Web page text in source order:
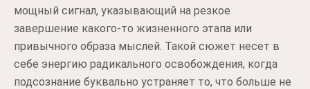
мощный сигнал, указывающий на резкое
завершение какого-то жизненного этапа или
привычного образа мыслей. Такой сюжет несет в
себе энергию радикального освобождения, когда
подсознание буквально устраняет то, что больше не